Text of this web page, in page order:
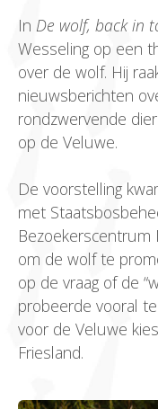
In De wolf, back in
Wesseling op een
over de wolf. Hij
nieuwsberichten
rondzwervende
op de Veluwe.
De voorstelling
met
om de wolf te
op de vraag of de
probeerde vooral
voor de Veluwe
Friesland.